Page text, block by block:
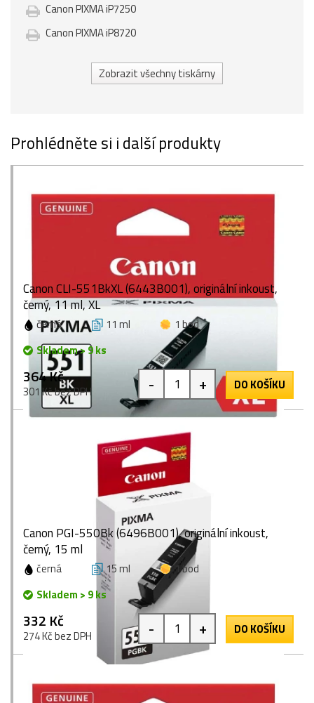
Canon PIXMA iP7250
Canon PIXMA iP8720
Zobrazit všechny tiskárny
Prohlédněte si i další produkty
Canon CLI-551BkXL (6443B001), originální inkoust,
černý, 11 ml, XL
černá 11 ml
1 bod
Skladem > 9 ks
364 Kč
301 Kč bez DPH - + DO KOŠÍKU
Canon PGI-550Bk (6496B001), originální inkoust,
černý, 15 ml
černá 15 ml
1 bod
Skladem > 9 ks
332 Kč
274 Kč bez DPH - + DO KOŠÍKU